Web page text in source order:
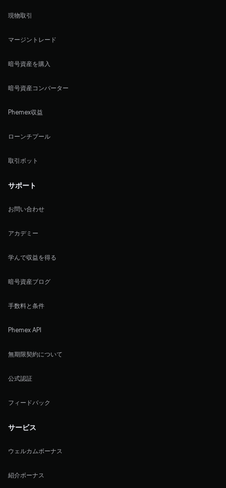
現物取引
マージントレード
暗号資産を購入
暗号資産コンバーター
Phemex収益
ローンチプール
取引ボット
サポート
お問い合わせ
アカデミー
学んで収益を得る
暗号資産ブログ
手数料と条件
Phemex API
無期限契約について
公式認証
フィードバック
サービス
ウェルカムボーナス
紹介ボーナス